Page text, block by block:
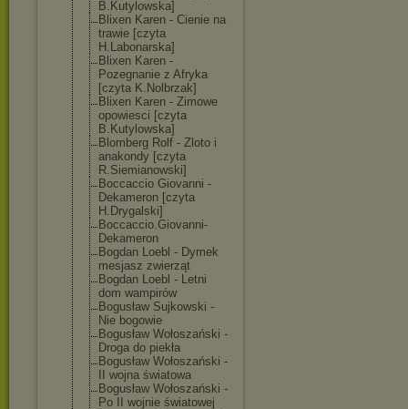
B.Kutylowska]
Blixen Karen - Cienie na
trawie [czyta
H.Labonarska]
Blixen Karen -
Pozegnanie z Afryka
[czyta K.Nolbrzak]
Blixen Karen - Zimowe
opowiesci [czyta
B.Kutylowska]
Blomberg Rolf - Zloto i
anakondy [czyta
R.Siemianowski]
Boccaccio Giovanni -
Dekameron [czyta
H.Drygalski]
Boccaccio.Giovanni-
Dekameron
Bogdan Loebl - Dymek
mesjasz zwierząt
Bogdan Loebl - Letni
dom wampirów
Bogusław Sujkowski -
Nie bogowie
Bogusław Wołoszański -
Droga do piekła
Bogusław Wołoszański -
II wojna światowa
Bogusław Wołoszański -
Po II wojnie światowej